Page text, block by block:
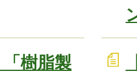
「樹脂製